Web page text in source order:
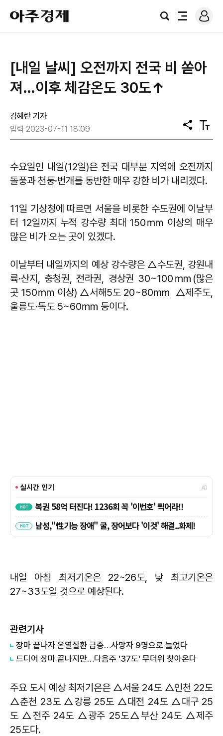
아
주
경
검
전
로
그
[내일 날씨] 오전까지 전국 비 쏟아
져…이후 체감온도 30도↑
김혜란 기자
입력 2023-07-11 18:09
공
유
텍
스
기
수요일인 내일(12일)은 전국 대부분 지역에 오전까지
돌풍과 천둥·번개를 동반한 매우 강한 비가 내리겠다.
11일 기상청에 따르면 서울을 비롯한 수도권에 이날부
터 12일까지 누적 강수량 최대 150㎜ 이상의 매우
많은 비가 오는 곳이 있겠다.
이날부터 내일까지의 예상 강수량은 △수도권, 강원내
륙·산지, 충청권, 전라권, 경상권 30~100㎜(많은
곳 150㎜ 이상) △서해5도 20~80㎜ △제주도,
울릉도·독도 5~60㎜ 등이다.
내일 아침 최저기온은 22~26도, 낮 최고기온은
27~33도일 것으로 예상된다.
관련기사
장마 끝나자 온열질환 급증…사망자 9명으로 늘었다
드디어 장마 끝나지만…다음주 '37도' 무더위 찾아온다
주요 도시 예상 최저기온은 △서울 24도 △인천 22도
△춘천 23도 △강릉 25도 △대전 24도 △대구 25
도 △전주 24도 △광주 25도△부산 24도 △제주
25도다.